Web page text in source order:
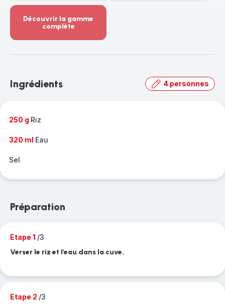
Découvrir la gamme
complète
-
gamme
Ingrédients 4 personnes
250 g Riz
320 ml Eau
Sel
Préparation
Etape 1 /3
Verser le riz et l'eau dans la cuve.
Etape 2 /3